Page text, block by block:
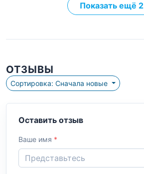
Показать ещё 2
ОТЗЫВЫ
Сортировка: Сначала новые
Оставить отзыв
Ваше имя *